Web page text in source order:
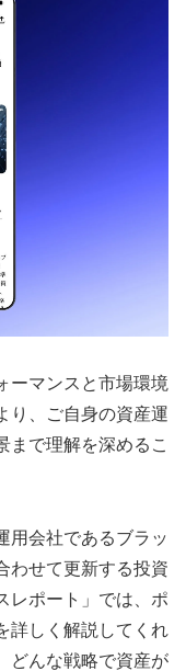
ーマンスと市場環境
り、ご自身の資産運
まで理解を深めるこ
用会社であるブラッ
わせて更新する投資
レポート」では、ポ
詳しく解説してくれ
どんな戦略で資産が